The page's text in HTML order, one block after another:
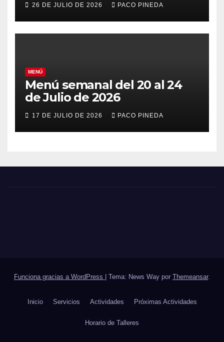
26 DE JULIO DE 2026 PACO PINEDA
MENÚ
Menú semanal del 20 al 24
de Julio de 2026
17 DE JULIO DE 2026 PACO PINEDA
Funciona gracias a WordPress Tema: News Way por Themeansar.
Inicio Servicios Actividades Próximas Actividades
Horario de Talleres